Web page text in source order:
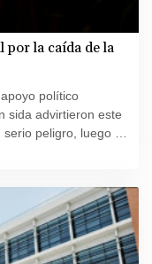
por la caída de la
político
sida advirtieron este
peligro, luego de
pasado.